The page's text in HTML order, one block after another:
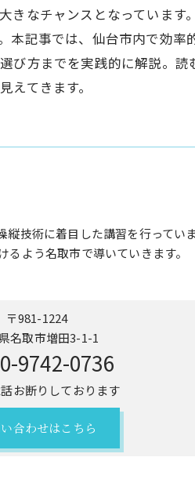
なチャンスとなっていま
記事では、仙台市内で効
方までを実践的に解説。
てきます。
縦技術に着目した講習を行って
よう名取市で導いていきます。
〒981-1224
名取市増田3-1-1
9742-0736
お断りしております
合わせはこちら